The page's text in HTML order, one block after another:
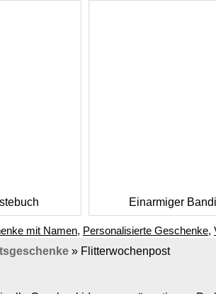
Einarmiger
mit Namen, Personalisierte Geschenke,
» Flitterwochenpost